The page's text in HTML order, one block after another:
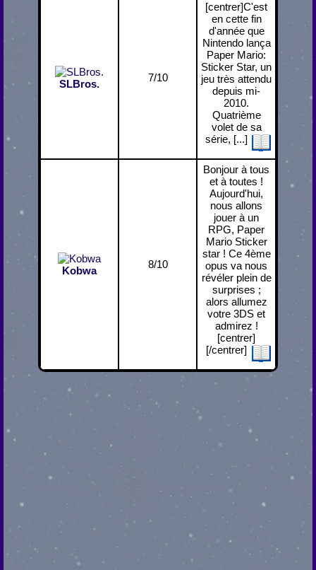
SLBros.
7/10
[centrer]C'est
en cette fin
d'année que
Nintendo lança
Paper Mario:
Sticker Star, un
jeu très attendu
depuis mi-
2010.
Quatrième
volet de sa
série, [...]
Kobwa
8/10
Bonjour à tous
et à toutes !
Aujourd'hui,
nous allons
jouer à un
RPG, Paper
Mario Sticker
star ! Ce 4ème
opus va nous
révéler plein de
surprises ;
alors allumez
votre 3DS et
admirez !
[centrer]
[/centrer]